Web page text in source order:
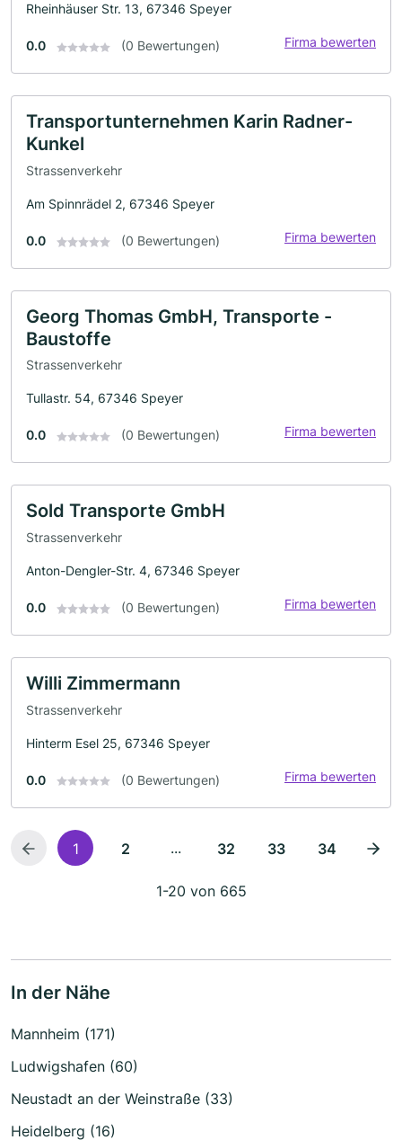
Rheinhäuser Str. 13, 67346 Speyer
0.0 (0 Bewertungen) Firma bewerten
Transportunternehmen Karin Radner-
Kunkel
Strassenverkehr
Am Spinnrädel 2, 67346 Speyer
0.0 (0 Bewertungen) Firma bewerten
Georg Thomas GmbH, Transporte -
Baustoffe
Strassenverkehr
Tullastr. 54, 67346 Speyer
0.0 (0 Bewertungen) Firma bewerten
Sold Transporte GmbH
Strassenverkehr
Anton-Dengler-Str. 4, 67346 Speyer
0.0 (0 Bewertungen) Firma bewerten
Willi Zimmermann
Strassenverkehr
Hinterm Esel 25, 67346 Speyer
0.0 (0 Bewertungen) Firma bewerten
1 2 ... 32 33 34
1-20 von 665
In der Nähe
Mannheim (171)
Ludwigshafen (60)
Neustadt an der Weinstraße (33)
Heidelberg (16)